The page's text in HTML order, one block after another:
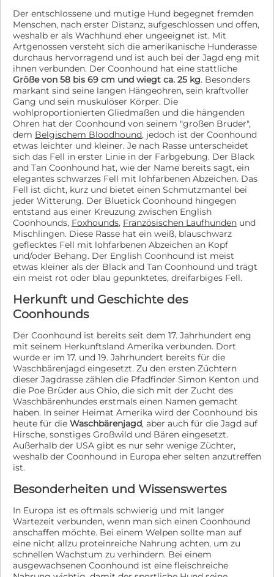
Der entschlossene und mutige Hund begegnet fremden
Menschen, nach erster Distanz, aufgeschlossen und offen,
weshalb er als Wachhund eher ungeeignet ist. Mit
Artgenossen versteht sich die amerikanische Hunderasse
durchaus hervorragend und ist auch bei der Jagd eng mit
ihnen verbunden. Der Coonhound hat eine stattliche
Größe von 58 bis 69 cm und wiegt ca. 25 kg. Besonders
markant sind seine langen Hängeohren, sein kraftvoller
Gang und sein muskulöser Körper. Die
wohlproportionierten Gliedmaßen und die hängenden
Ohren hat der Coonhound von seinem "großen Bruder",
dem Belgischem Bloodhound, jedoch ist der Coonhound
etwas leichter und kleiner. Je nach Rasse unterscheidet
sich das Fell in erster Linie in der Farbgebung. Der Black
and Tan Coonhound hat, wie der Name bereits sagt, ein
elegantes schwarzes Fell mit lohfarbenen Abzeichen. Das
Fell ist dicht, kurz und bietet einen Schmutzmantel bei
jeder Witterung. Der Bluetick Coonhound hingegen
entstand aus einer Kreuzung zwischen English
Coonhounds, Foxhounds, Französischen Laufhunden und
Mischlingen. Diese Rasse hat ein weiß, blauschwarz
geflecktes Fell mit lohfarbenen Abzeichen an Kopf
und/oder Behang. Der English Coonhound ist meist
etwas kleiner als der Black and Tan Coonhound und trägt
ein meist rot oder blau gepunktetes, dreifarbiges Fell.
Herkunft und Geschichte des
Coonhounds
Der Coonhound ist bereits seit dem 17. Jahrhundert eng
mit seinem Herkunftsland Amerika verbunden. Dort
wurde er im 17. und 19. Jahrhundert bereits für die
Waschbärenjagd eingesetzt. Zu den ersten Züchtern
dieser Jagdrasse zählen die Pfadfinder Simon Kenton und
die Poe Brüder aus Ohio, die sich mit der Zucht des
Waschbärenhundes erstmals einen Namen gemacht
haben. In seiner Heimat Amerika wird der Coonhound bis
heute für die Waschbärenjagd, aber auch für die Jagd auf
Hirsche, sonstiges Großwild und Bären eingesetzt.
Außerhalb der USA gibt es nur sehr wenige Züchter,
weshalb der Coonhound in Europa eher selten anzutreffen
ist.
Besonderheiten und Wissenswertes
In Europa ist es oftmals schwierig und mit langer
Wartezeit verbunden, wenn man sich einen Coonhound
anschaffen möchte. Bei einem Welpen sollte man auf
eine nicht allzu proteinreiche Nahrung achten, um zu
schnellen Wachstum zu verhindern. Bei einem
ausgewachsenen Coonhound ist eine fleischreiche